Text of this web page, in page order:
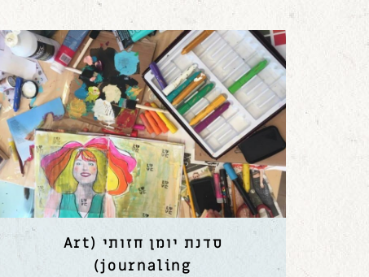
סדנת יומן חזותי (Art
journaling)